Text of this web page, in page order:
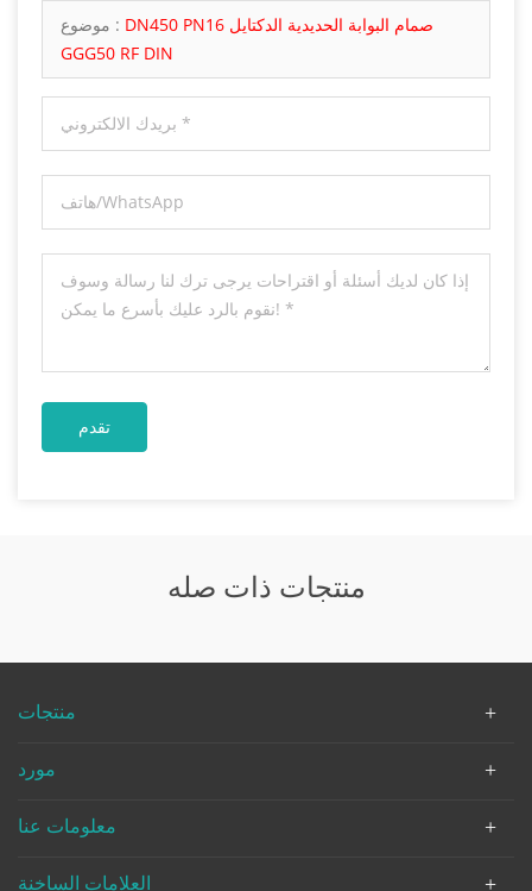
موضوع : DN450 PN16 صمام البوابة الحديدية الدكتايل
GGG50 RF DIN
منتجات ذات صله
منتجات
مورد
معلومات عنا
العلامات الساخنة